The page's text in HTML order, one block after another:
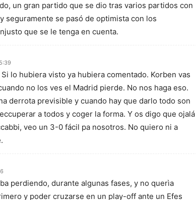
un gran partido que se dio tras varios partidos con
seguramente se pasó de optimista con los
que se le tenga en cuenta.
lo hubiera visto ya hubiera comentado. Korben vas
no los ves el Madrid pierde. No nos haga eso.
derrota previsible y cuando hay que darlo todo son
a todos y coger la forma. Y os digo que ojalá
veo un 3-0 fácil pa nosotros. No quiero ni a
perdiendo, durante algunas fases, y no querìa
y poder cruzarse en un play-off ante un Efes